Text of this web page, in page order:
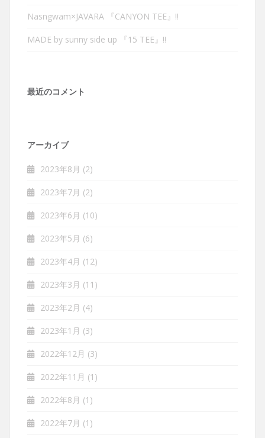
Nasngwam×JAVARA 『CANYON TEE』‼︎
MADE by sunny side up 『15 TEE』‼︎
最近のコメント
アーカイブ
2023年8月 (2)
2023年7月 (2)
2023年6月 (10)
2023年5月 (6)
2023年4月 (12)
2023年3月 (11)
2023年2月 (4)
2023年1月 (3)
2022年12月 (3)
2022年11月 (1)
2022年8月 (1)
2022年7月 (1)